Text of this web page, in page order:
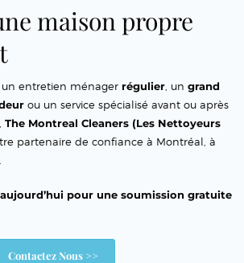
maison propre
un entretien ménager régulier, un grand
ou un service spécialisé avant ou après
The Montreal Cleaners (Les Nettoyeurs
partenaire de confiance à Montréal, à
pour une soumission gratuite
Contactez Nous >>